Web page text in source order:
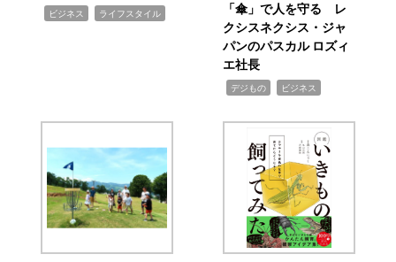
ビジネス ライフスタイル
「傘」で人を守る レ
クシスネクシス・ジャ
パンのパスカル ロズィ
エ社長
デジもの ビジネス